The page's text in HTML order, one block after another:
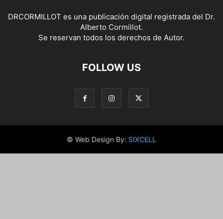
DRCORMILLOT es una publicación digital registrada del Dr.
Alberto Cormillot.
Se reservan todos los derechos de Autor.
FOLLOW US
© Web Design By: SIXCELL